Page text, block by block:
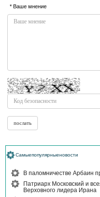
* Ваше мнение
Самыепопулярныеновости
В паломничестве Арбаин
Патриарх Московский и
Верховного лидера Ирана